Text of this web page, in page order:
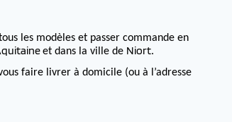
les modèles et passer commande en
et dans la ville de Niort.
faire livrer à domicile (ou à l’adresse